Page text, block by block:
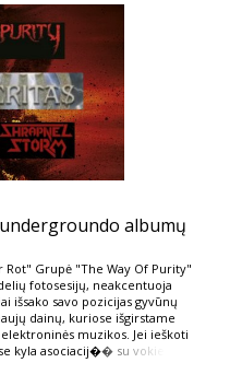
albumų
Rot" Grupė "The Way Of Purity"
fotosesijų, neakcentuoja
išsako savo pozicijas gyvūnų
dainų, kuriose išgirstame
muzikos. Jei ieškoti
kyla asociacij�� su vokie